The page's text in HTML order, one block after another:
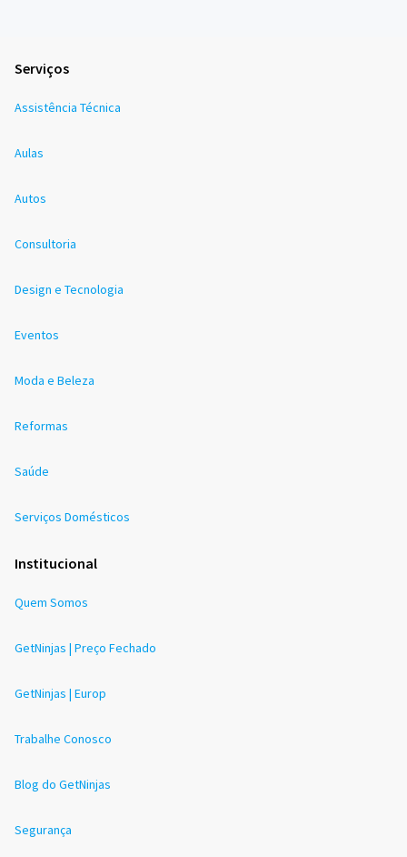
Serviços
Assistência Técnica
Aulas
Autos
Consultoria
Design e Tecnologia
Eventos
Moda e Beleza
Reformas
Saúde
Serviços Domésticos
Institucional
Quem Somos
GetNinjas | Preço Fechado
GetNinjas | Europ
Trabalhe Conosco
Blog do GetNinjas
Segurança